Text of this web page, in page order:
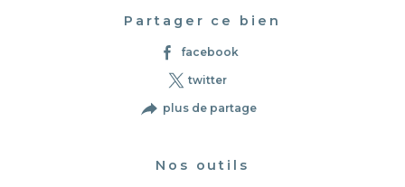
Partager ce bien
facebook
twitter
plus de partage
Nos outils